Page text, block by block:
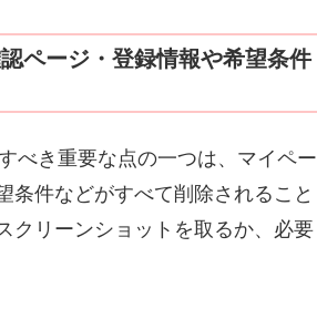
ページ・登録情報や希望条件
べき重要な点の一つは、マイペー
条件などがすべて削除されること
クリーンショットを取るか、必要